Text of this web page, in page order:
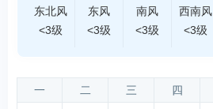
东北风
<3级
东风
<3级
南风
<3级
西南风
<3级
一 二 三 四